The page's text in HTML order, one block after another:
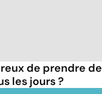
de prendre de
les jours ?